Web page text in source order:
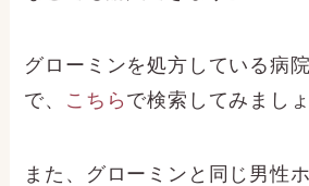
グローミンを処方している病
で、 こちら で検索してみましょ
また、グローミンと同じ男性